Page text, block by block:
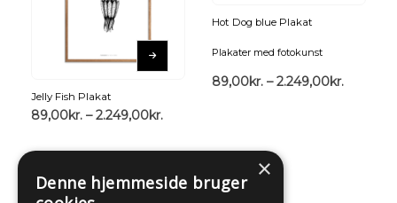
Jelly Fish Plakat
89,00kr. – 2.249,00kr.
Hot Dog blue Plakat
Plakater med fotokunst
89,00kr. – 2.249,00kr.
×
Denne hjemmeside bruger